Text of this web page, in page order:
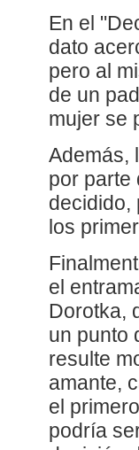
En el
dato
pero al
de un
mujer se
Además,
por parte
decidido,
los
el
Dorotka,
un punto
resulte
amante,
el
podría